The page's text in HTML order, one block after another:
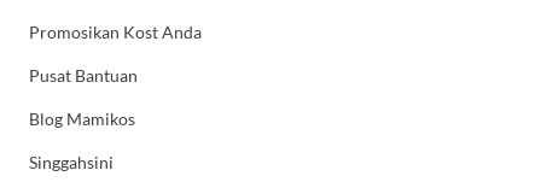
Promosikan Kost Anda
Pusat Bantuan
Blog Mamikos
Singgahsini